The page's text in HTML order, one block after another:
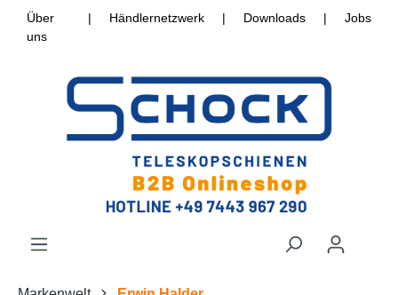
Über
uns
| Händlernetzwerk | Downloads | Jobs